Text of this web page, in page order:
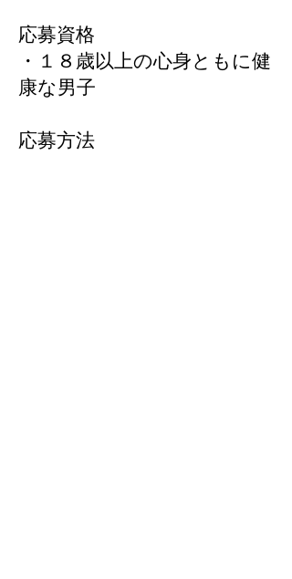
応募資格
・１８歳以上の心身ともに健
康な男子
応募方法